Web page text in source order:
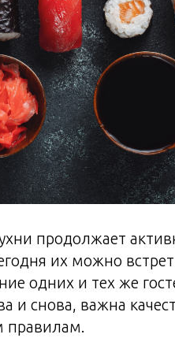
продолжает
их можно
одних и тех же
и снова, важна
правилам.